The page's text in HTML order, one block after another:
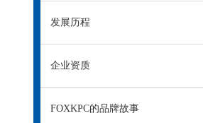
发展历程
企业资质
FOXKPC的品牌故事